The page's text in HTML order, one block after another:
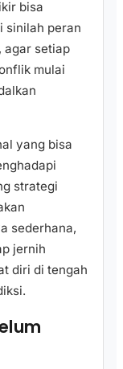
bisa
sinilah peran
agar setiap
mulai
yang bisa
strategi
sederhana,
jernih
diri di tengah